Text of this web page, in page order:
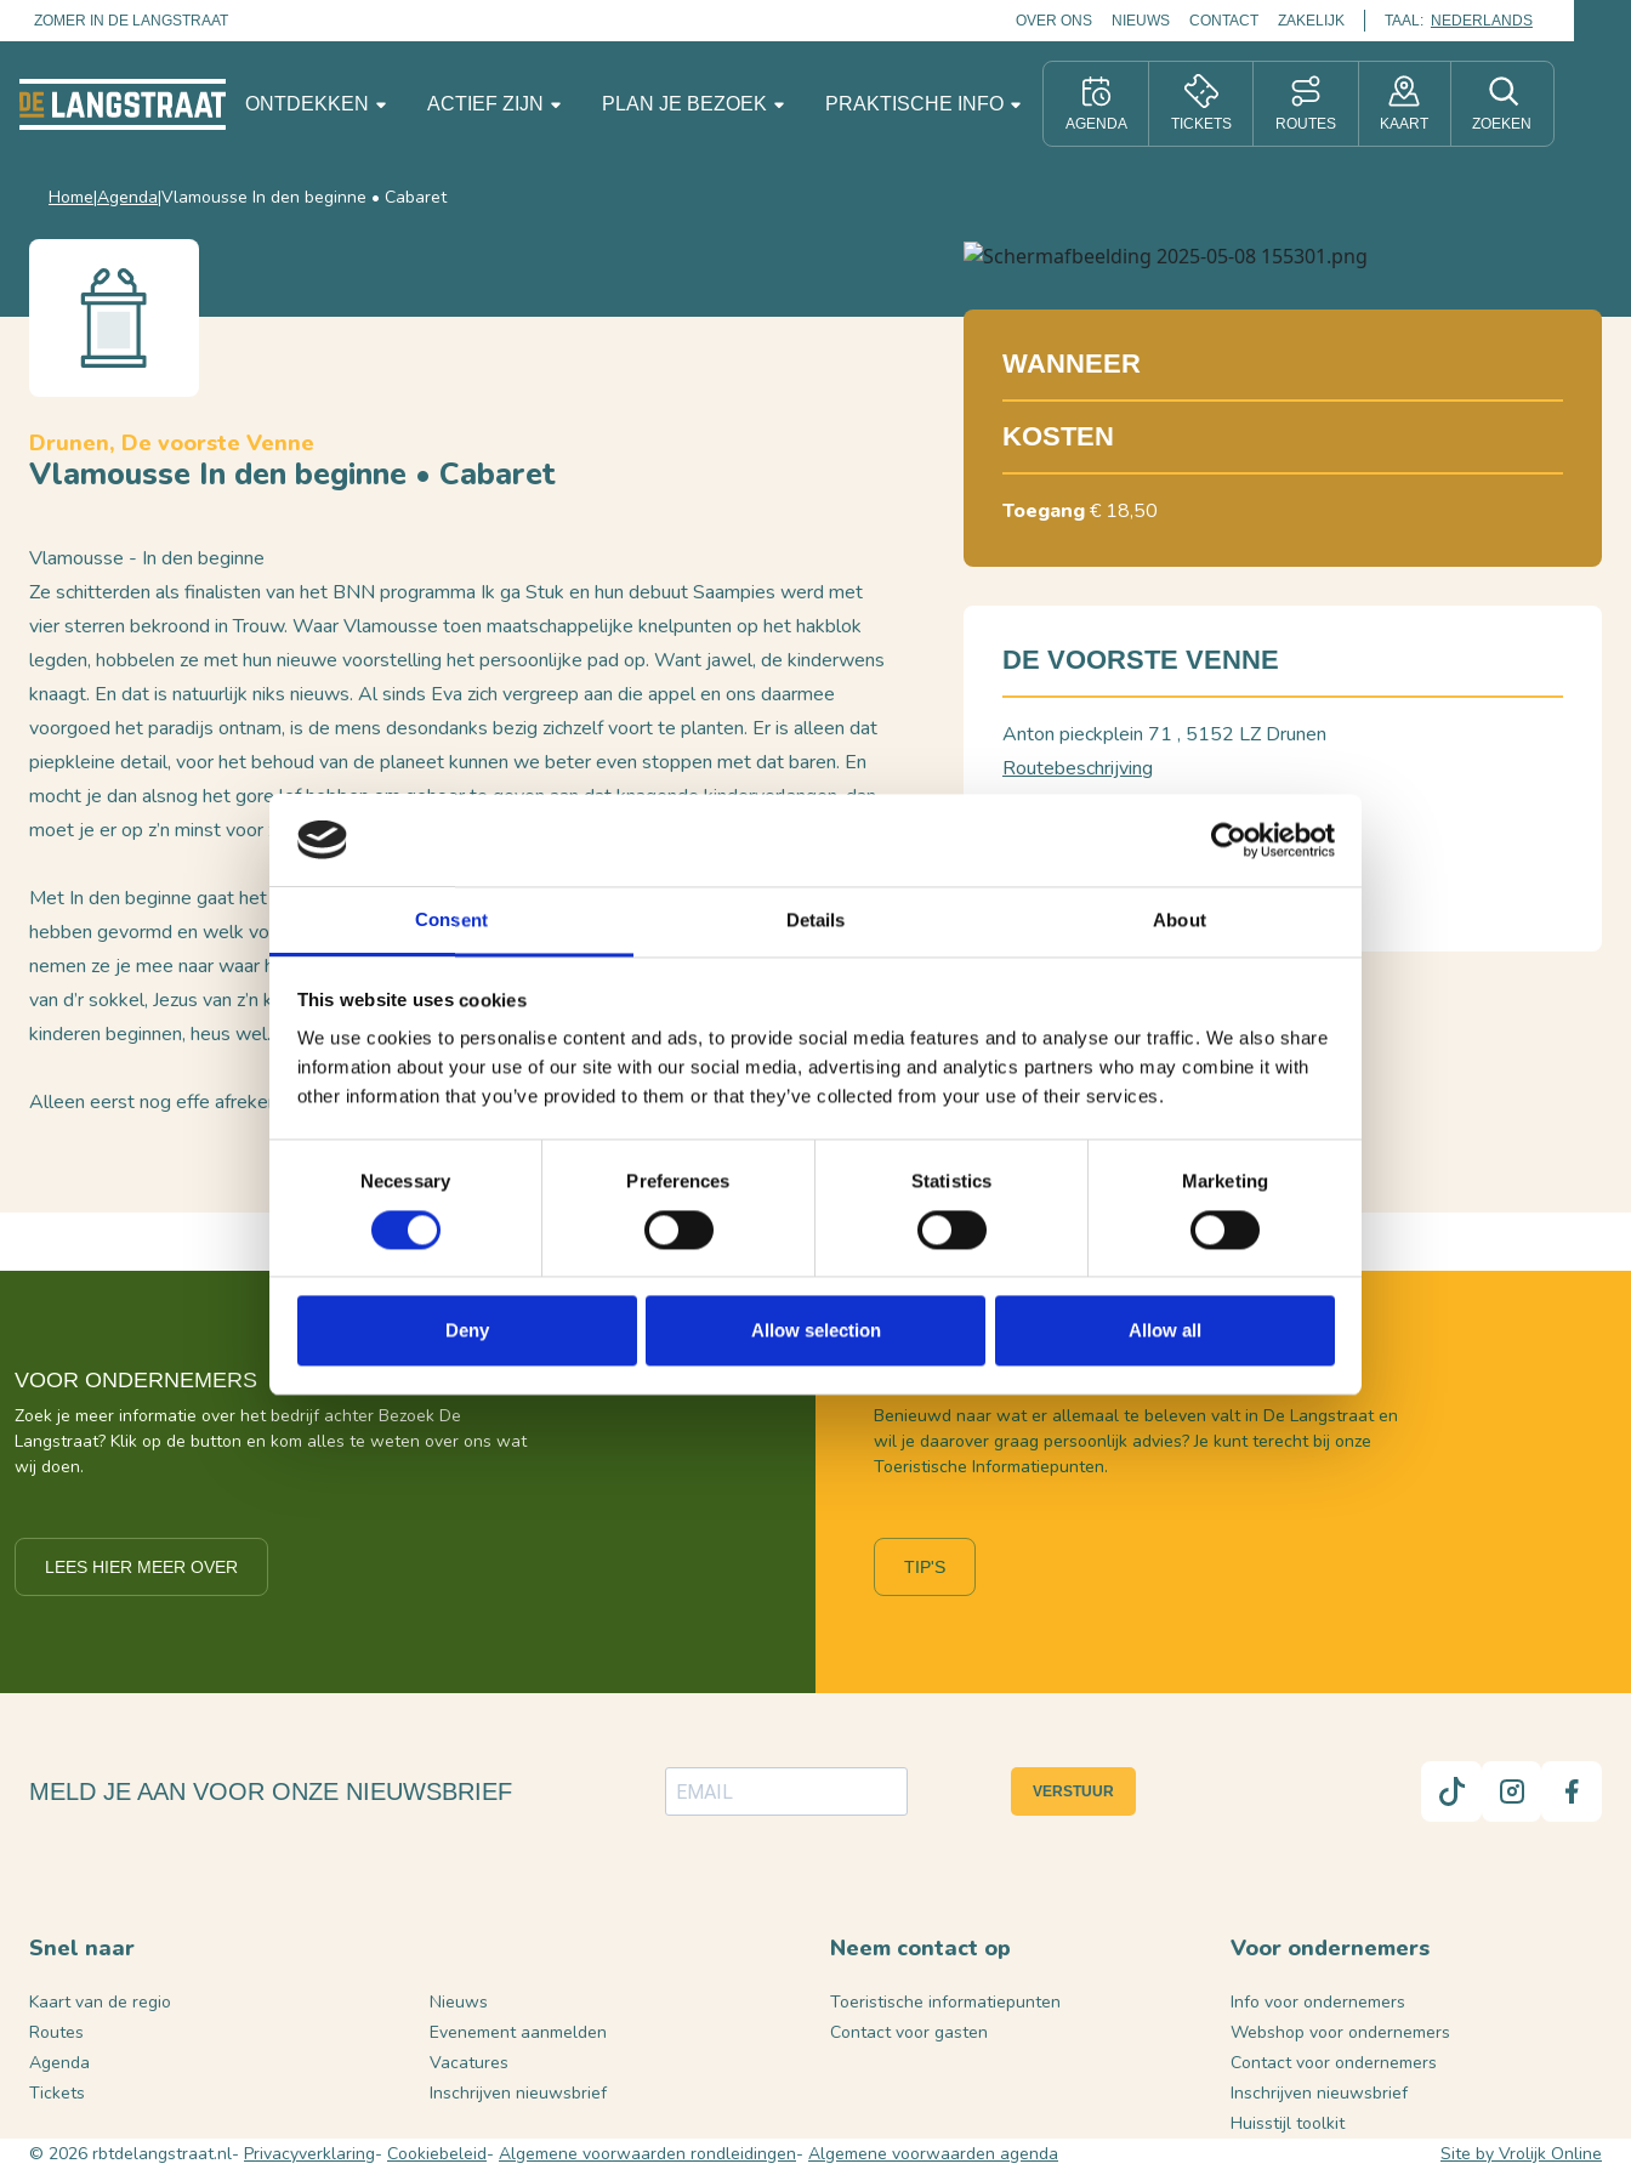
Consent Details About
This website uses cookies
We use cookies to personalise content and ads, to provide social media features and to analyse our traffic. We also share
information about your use of our site with our social media, advertising and analytics partners who may combine it with
other information that you’ve provided to them or that they’ve collected from your use of their services.
Necessary Preferences Statistics Marketing
Deny Allow selection Allow all
ZOMER IN DE LANGSTRAAT OVER ONS NIEUWS CONTACT ZAKELIJK TAAL: NEDERLANDS
ONTDEKKEN ACTIEF ZIJN PLAN JE BEZOEK PRAKTISCHE INFO
AGENDA TICKETS ROUTES KAART ZOEKEN
Home Agenda Vlamousse In den beginne • Cabaret
Drunen, De voorste Venne
Vlamousse In den beginne • Cabaret
Vlamousse - In den beginne
Ze schitterden als finalisten van het BNN programma Ik ga Stuk en hun debuut Saampies werd met
vier sterren bekroond in Trouw. Waar Vlamousse toen maatschappelijke knelpunten op het hakblok
legden, hobbelen ze met hun nieuwe voorstelling het persoonlijke pad op. Want jawel, de kinderwens
knaagt. En dat is natuurlijk niks nieuws. Al sinds Eva zich vergreep aan die appel en ons daarmee
voorgoed het paradijs ontnam, is de mens desondanks bezig zichzelf voort te planten. Er is alleen dat
piepkleine detail, voor het behoud van de planeet kunnen we beter even stoppen met dat baren. En
mocht je dan alsnog het gore lef hebben om gehoor te geven aan dat knagende kinderverlangen, dan
moet je er op z’n minst voor zorgen dat je een perfecte moeder wordt, toch?
Met In den beginne gaat het duo aan de slag met de voorbeelden die ze hebben gehad, hoe die hen
hebben gevormd en welk voorbeeld zij willen zijn. Gewapend met humor en genadeloze eerlijkheid
nemen ze je mee naar waar het allemaal begon en trekken daarbij hun ouders uit hun godenrol, Maria
van d’r sokkel, Jezus van z’n kruis en hun binnenwereld naar buiten. Al gaan ze sowieso aan die
kinderen beginnen, heus wel…
Alleen eerst nog effe afrekenen met de erfzonde
WANNEER
KOSTEN
Toegang€ 18,50
DE VOORSTE VENNE
Anton pieckplein 71 , 5152 LZ Drunen
Routebeschrijving
BEKIJK WEBSITE
VOOR ONDERNEMERS
Zoek je meer informatie over het bedrijf achter Bezoek De
Langstraat? Klik op de button en kom alles te weten over ons wat
wij doen.
LEES HIER MEER OVER
Benieuwd naar wat er allemaal te beleven valt in De Langstraat en
wil je daarover graag persoonlijk advies? Je kunt terecht bij onze
Toeristische Informatiepunten.
TIP'S
MELD JE AAN VOOR ONZE NIEUWSBRIEF VERSTUUR
Snel naar
Kaart van de regio
Routes
Agenda
Tickets
Nieuws
Evenement aanmelden
Vacatures
Inschrijven nieuwsbrief
Neem contact op
Toeristische informatiepunten
Contact voor gasten
Voor ondernemers
Info voor ondernemers
Webshop voor ondernemers
Contact voor ondernemers
Inschrijven nieuwsbrief
Huisstijl toolkit
© 2026 rbtdelangstraat.nl Privacyverklaring Cookiebeleid Algemene voorwaarden rondleidingen Algemene voorwaarden agenda Site by Vrolijk Online